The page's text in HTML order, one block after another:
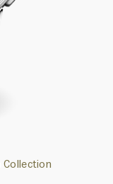
Collection